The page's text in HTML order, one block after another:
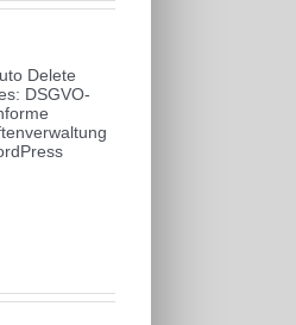
Kleine Auszeit in